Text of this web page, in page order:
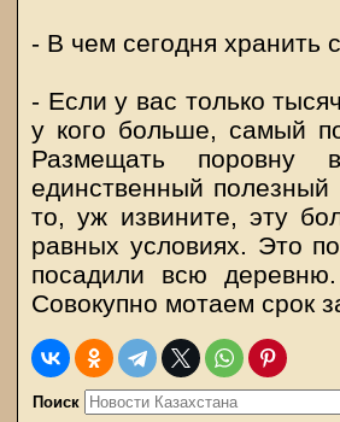
- В чем сегодня хранить
- Если у вас только
у кого больше, самый
Размещать поровну
единственный полезный
то, уж извините, эту
равных условиях. Это
посадили всю
Совокупно мотаем срок
Поиск